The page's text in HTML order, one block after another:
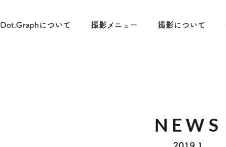
Dot.Graphについて 撮影メニュー 撮影について
NEWS